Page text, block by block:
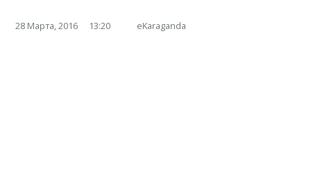
28 Марта, 2016 13:20 eKaraganda